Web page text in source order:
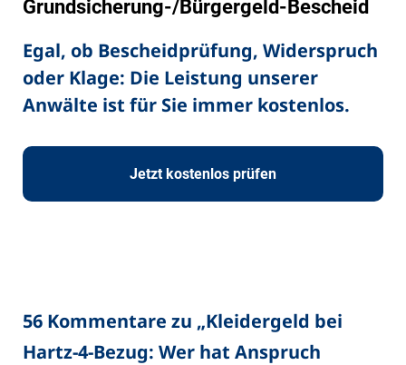
Grundsicherung-/Bürgergeld-Bescheid
Egal, ob Bescheidprüfung, Widerspruch
oder Klage: Die Leistung unserer
Anwälte ist für Sie immer kostenlos.
Jetzt kostenlos prüfen
56 Kommentare zu „Kleidergeld bei
Hartz-4-Bezug: Wer hat Anspruch